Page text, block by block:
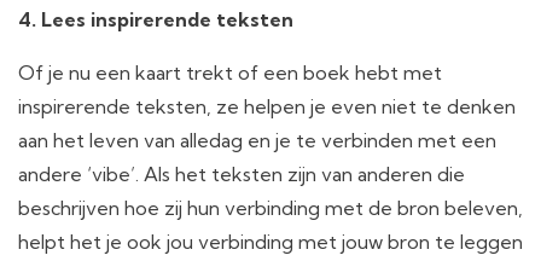
4. Lees inspirerende teksten
Of je nu een kaart trekt of een boek hebt met
inspirerende teksten, ze helpen je even niet te denken
aan het leven van alledag en je te verbinden met een
andere ‘vibe’. Als het teksten zijn van anderen die
beschrijven hoe zij hun verbinding met de bron beleven,
helpt het je ook jou verbinding met jouw bron te leggen